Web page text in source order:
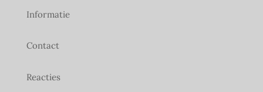
Informatie
Contact
Reacties